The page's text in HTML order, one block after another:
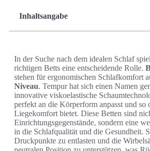
Inhaltsangabe
In der Suche nach dem idealen Schlaf
richtigen Betts eine entscheidende Rolle.
stehen für ergonomischen Schlafkomfort
Niveau. Tempur hat sich einen Namen
innovative viskoelastische
perfekt an die Körperform anpasst und so
Liegekomfort bietet. Diese Betten sind
Einrichtungsgegenstände, sondern eine
in die Schlafqualität und die Gesundheit.
Druckpunkte zu entlasten und die